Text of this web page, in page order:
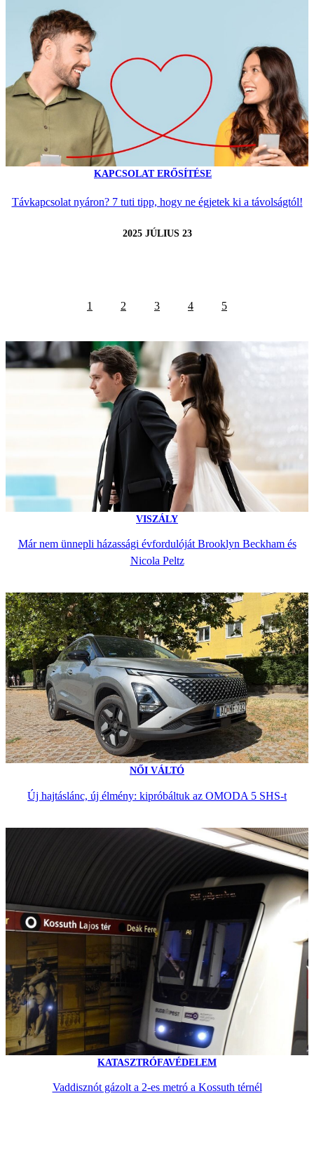
KAPCSOLAT ERŐSÍTÉSE
Távkapcsolat nyáron? 7 tuti tipp, hogy ne égjetek ki a távolságtól!
2025 JÚLIUS 23
1 2 3 4 5
VISZÁLY
Már nem ünnepli házassági évfordulóját Brooklyn Beckham és
Nicola Peltz
NŐI VÁLTÓ
Új hajtáslánc, új élmény: kipróbáltuk az OMODA 5 SHS-t
KATASZTRÓFAVÉDELEM
Vaddisznót gázolt a 2-es metró a Kossuth térnél